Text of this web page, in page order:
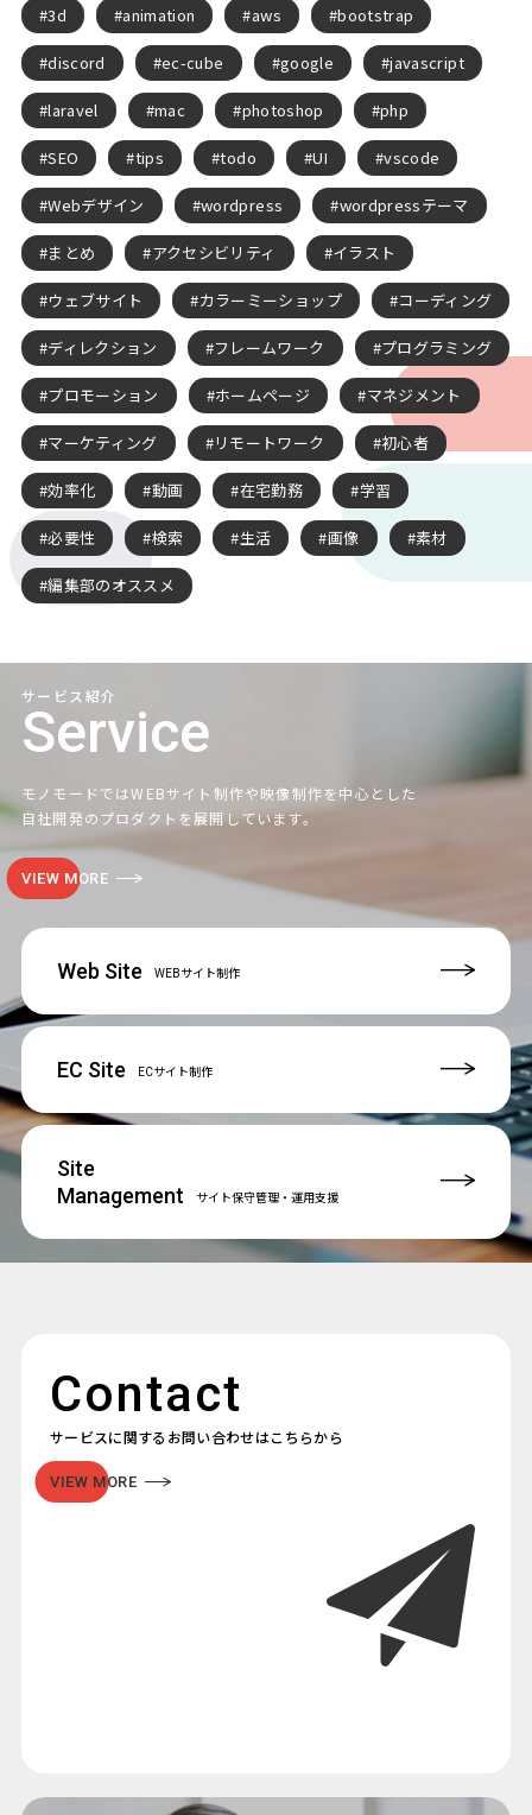
3d animation aws bootstrap
discord ec-cube google javascript
laravel mac photoshop php
SEO tips todo UI vscode
Webデザイン wordpress wordpressテーマ
まとめ アクセシビリティ イラスト
ウェブサイト カラーミーショップ コーディング
ディレクション フレームワーク プログラミング
プロモーション ホームページ マネジメント
マーケティング リモートワーク 初心者
効率化 動画 在宅勤務 学習
必要性 検索 生活 画像 素材
編集部のオススメ
サービス紹介
Service
モノモードではWEBサイト制作や映像制作を中心とした
自社開発のプロダクトを展開しています。
VIEW MORE
Web Site WEBサイト制作
EC Site ECサイト制作
Site
Management
サイト保守管理・運用支援
Contact
サービスに関するお問い合わせはこちらから
VIEW MORE